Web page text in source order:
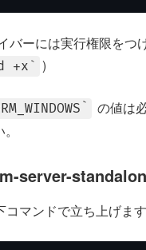
バーには実行権限をつ
+x )
の値は
server-
マンドで立ち上げます